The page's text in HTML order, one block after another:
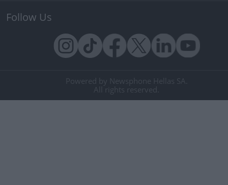
Follow Us
Powered by Newsphone Hellas SA.
All rights reserved.